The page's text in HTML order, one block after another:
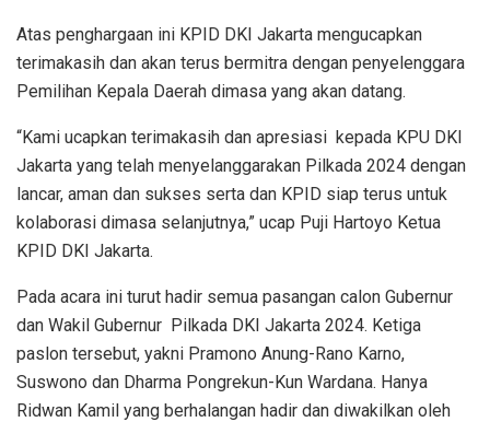
Atas penghargaan ini KPID DKI Jakarta mengucapkan
terimakasih dan akan terus bermitra dengan penyelenggara
Pemilihan Kepala Daerah dimasa yang akan datang.
“Kami ucapkan terimakasih dan apresiasi kepada KPU DKI
Jakarta yang telah menyelanggarakan Pilkada 2024 dengan
lancar, aman dan sukses serta dan KPID siap terus untuk
kolaborasi dimasa selanjutnya,” ucap Puji Hartoyo Ketua
KPID DKI Jakarta.
Pada acara ini turut hadir semua pasangan calon Gubernur
dan Wakil Gubernur Pilkada DKI Jakarta 2024. Ketiga
paslon tersebut, yakni Pramono Anung-Rano Karno,
Suswono dan Dharma Pongrekun-Kun Wardana. Hanya
Ridwan Kamil yang berhalangan hadir dan diwakilkan oleh